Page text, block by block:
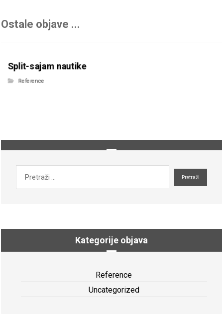
Ostale objave ...
Split-sajam nautike
Reference
Kategorije objava
Reference
Uncategorized